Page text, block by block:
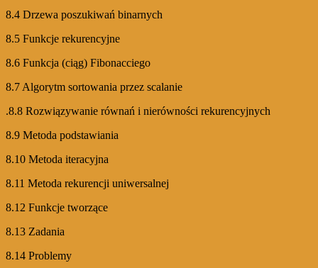
8.4 Drzewa poszukiwań binarnych
8.5 Funkcje rekurencyjne
8.6 Funkcja (ciąg) Fibonacciego
8.7 Algorytm sortowania przez scalanie
.8.8 Rozwiązywanie równań i nierówności rekurencyjnych
8.9 Metoda podstawiania
8.10 Metoda iteracyjna
8.11 Metoda rekurencji uniwersalnej
8.12 Funkcje tworzące
8.13 Zadania
8.14 Problemy